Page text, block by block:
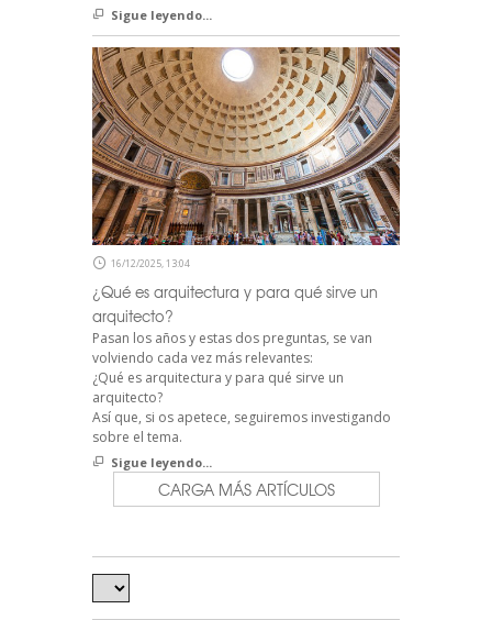
Sigue leyendo...
16/12/2025, 13:04
¿Qué es arquitectura y para qué sirve un
arquitecto?
Pasan los años y estas dos preguntas, se van
volviendo cada vez más relevantes:
¿Qué es arquitectura y para qué sirve un
arquitecto?
Así que, si os apetece, seguiremos investigando
sobre el tema.
Sigue leyendo...
CARGA MÁS ARTÍCULOS